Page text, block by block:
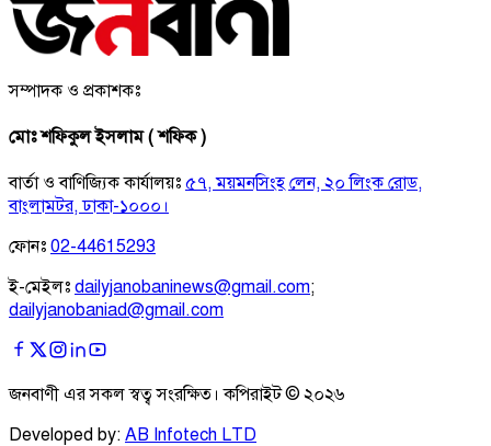
সম্পাদক ও প্রকাশকঃ
মোঃ শফিকুল ইসলাম ( শফিক )
বার্তা ও বাণিজ্যিক কার্যালয়ঃ ৫৭, ময়মনসিংহ লেন, ২০ লিংক রোড,
বাংলামটর, ঢাকা-১০০০।
ফোনঃ 02-44615293
ই-মেইলঃ dailyjanobaninews@gmail.com;
dailyjanobaniad@gmail.com
জনবাণী এর সকল স্বত্ব সংরক্ষিত। কপিরাইট © ২০২৬
Developed by: AB Infotech LTD